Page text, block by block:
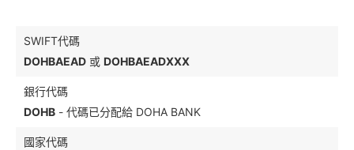
SWIFT代碼
DOHBAEAD 或 DOHBAEADXXX
銀行代碼
DOHB - 代碼已分配給 DOHA BANK
國家代碼